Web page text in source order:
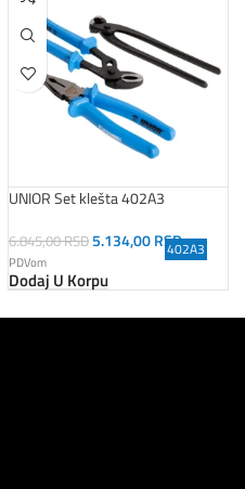
UNIOR Set klešta 402A3
6.845,00RSD5.134,00RSDsa
PDVom
Dodaj U Korpu
402A3